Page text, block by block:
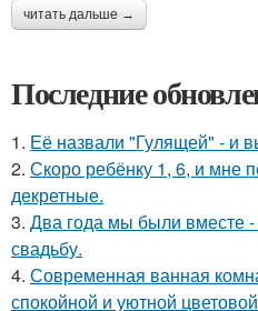
читать дальше →
Последние
1. Её назвали "Гулящей" - и
2. Скоро ребёнку 1, 6, и мне
декретные.
3. Два года мы были вместе
свадьбу.
4. Современная ванная
спокойной и уютной